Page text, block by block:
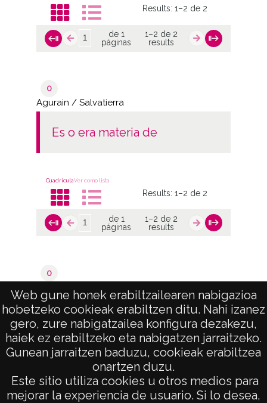
Web gune honek erabiltzailearen nabigazioa
hobetzeko cookieak erabiltzen ditu. Nahi izanez
gero, zure nabigatzailea konfigura dezakezu,
haiek ez erabiltzeko eta nabigatzen jarraitzeko.
Gunean jarraitzen baduzu, cookieak erabiltzea
onartzen duzu.
Este sitio utiliza cookies u otros medios para
mejorar la experiencia de usuario. Si lo desea,
Results:1–2 de 2
de 1
páginas
1–2 de 2
results
0
Agurain / Salvatierra
es o era materia de
CuadrículaVer como lista
Results:1–2 de 2
de 1
páginas
1–2 de 2
results
0
de 1
páginas
1–2 de 2
results
AVISO LEGAL
POLÍTICA DE PRIVACIDAD